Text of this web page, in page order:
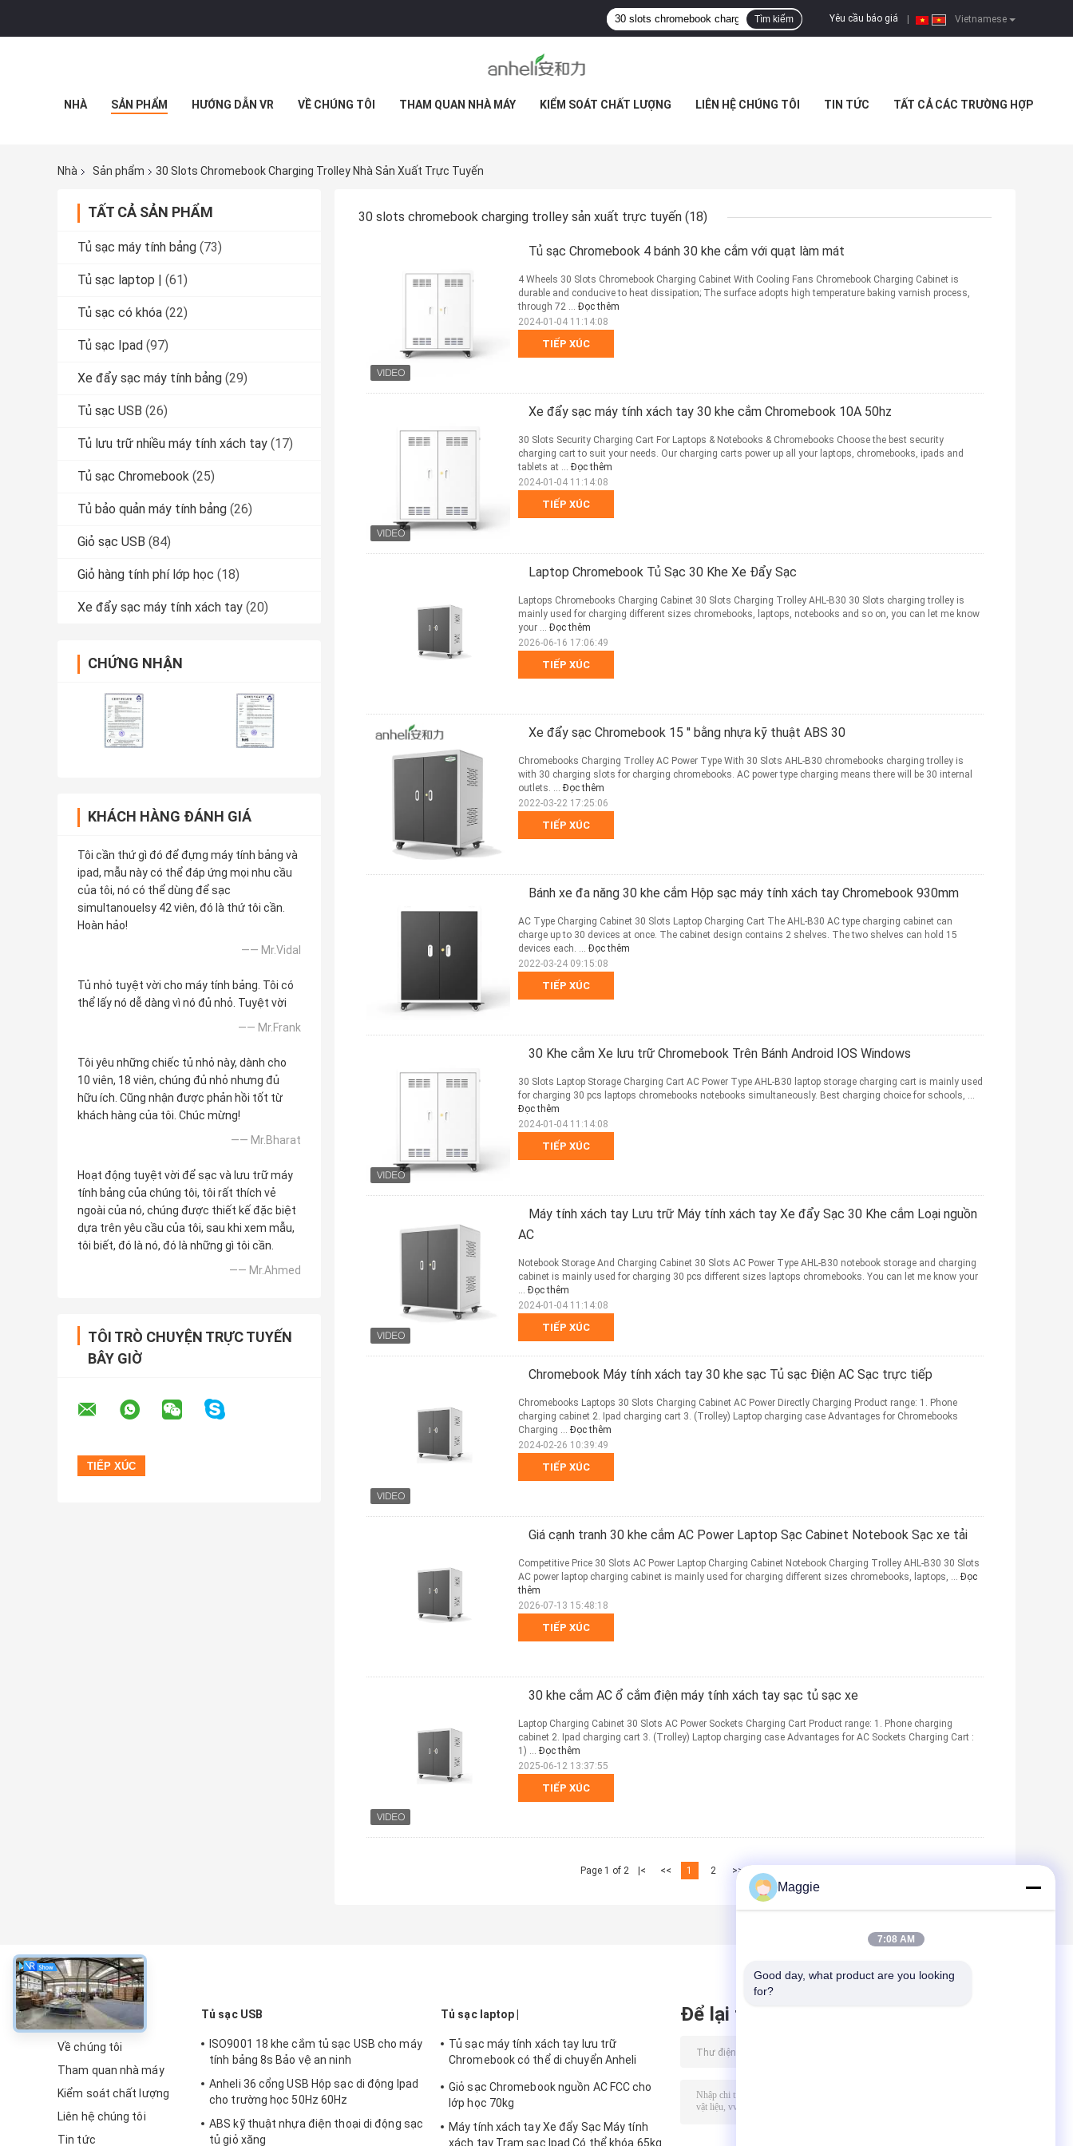
Vietnamese
Yêu cầu báo giá
Tìm kiếm
NHÀ SẢN PHẨM HƯỚNG DẪN VR VỀ CHÚNG TÔI THAM QUAN NHÀ MÁY KIỂM SOÁT CHẤT LƯỢNG LIÊN HỆ CHÚNG TÔI TIN TỨC TẤT CẢ CÁC TRƯỜNG HỢP
Nhà Sản phẩm 30 Slots Chromebook Charging Trolley Nhà Sản Xuất Trực Tuyến
TẤT CẢ SẢN PHẨM
Tủ sạc máy tính bảng (73)
Tủ sạc laptop | (61)
Tủ sạc có khóa (22)
Tủ sạc Ipad (97)
Xe đẩy sạc máy tính bảng (29)
Tủ sạc USB (26)
Tủ lưu trữ nhiều máy tính xách tay (17)
Tủ sạc Chromebook (25)
Tủ bảo quản máy tính bảng (26)
Giỏ sạc USB (84)
Giỏ hàng tính phí lớp học (18)
Xe đẩy sạc máy tính xách tay (20)
CHỨNG NHẬN
KHÁCH HÀNG ĐÁNH GIÁ
Tôi cần thứ gì đó để đựng máy tính bảng và
ipad, mẫu này có thể đáp ứng mọi nhu cầu
của tôi, nó có thể dùng để sạc
simultanouelsy 42 viên, đó là thứ tôi cần.
Hoàn hảo!
—— Mr.Vidal
Tủ nhỏ tuyệt vời cho máy tính bảng. Tôi có
thể lấy nó dễ dàng vì nó đủ nhỏ. Tuyệt vời
—— Mr.Frank
Tôi yêu những chiếc tủ nhỏ này, dành cho
10 viên, 18 viên, chúng đủ nhỏ nhưng đủ
hữu ích. Cũng nhận được phản hồi tốt từ
khách hàng của tôi. Chúc mừng!
—— Mr.Bharat
Hoạt động tuyệt vời để sạc và lưu trữ máy
tính bảng của chúng tôi, tôi rất thích vẻ
ngoài của nó, chúng được thiết kế đặc biệt
dựa trên yêu cầu của tôi, sau khi xem mẫu,
tôi biết, đó là nó, đó là những gì tôi cần.
—— Mr.Ahmed
TÔI TRÒ CHUYỆN TRỰC TUYẾN
BÂY GIỜ
30 slots chromebook charging trolley sản xuất trực tuyến (18)
Tủ sạc Chromebook 4 bánh 30 khe cắm với quạt làm mát
TIẾP XÚC
4 Wheels 30 Slots Chromebook Charging Cabinet With Cooling Fans Chromebook Charging Cabinet is
durable and conducive to heat dissipation; The surface adopts high temperature baking varnish process,
through 72 ... Đọc thêm
2024-01-04 11:14:08
Xe đẩy sạc máy tính xách tay 30 khe cắm Chromebook 10A 50hz
TIẾP XÚC
30 Slots Security Charging Cart For Laptops & Notebooks & Chromebooks Choose the best security
charging cart to suit your needs. Our charging carts power up all your laptops, chromebooks, ipads and
tablets at ... Đọc thêm
2024-01-04 11:14:08
Laptop Chromebook Tủ Sạc 30 Khe Xe Đẩy Sạc
TIẾP XÚC
Laptops Chromebooks Charging Cabinet 30 Slots Charging Trolley AHL-B30 30 Slots charging trolley is
mainly used for charging different sizes chromebooks, laptops, notebooks and so on, you can let me know
your ... Đọc thêm
2026-06-16 17:06:49
Xe đẩy sạc Chromebook 15 '' bằng nhựa kỹ thuật ABS 30
TIẾP XÚC
Chromebooks Charging Trolley AC Power Type With 30 Slots AHL-B30 chromebooks charging trolley is
with 30 charging slots for charging chromebooks. AC power type charging means there will be 30 internal
outlets. ... Đọc thêm
2022-03-22 17:25:06
Bánh xe đa năng 30 khe cắm Hộp sạc máy tính xách tay Chromebook 930mm
TIẾP XÚC
AC Type Charging Cabinet 30 Slots Laptop Charging Cart The AHL-B30 AC type charging cabinet can
charge up to 30 devices at once. The cabinet design contains 2 shelves. The two shelves can hold 15
devices each. ... Đọc thêm
2022-03-24 09:15:08
30 Khe cắm Xe lưu trữ Chromebook Trên Bánh Android IOS Windows
TIẾP XÚC
30 Slots Laptop Storage Charging Cart AC Power Type AHL-B30 laptop storage charging cart is mainly used
for charging 30 pcs laptops chromebooks notebooks simultaneously. Best charging choice for schools, ...
Đọc thêm
2024-01-04 11:14:08
Máy tính xách tay Lưu trữ Máy tính xách tay Xe đẩy Sạc 30 Khe cắm Loại nguồn
AC
TIẾP XÚC
Notebook Storage And Charging Cabinet 30 Slots AC Power Type AHL-B30 notebook storage and charging
cabinet is mainly used for charging 30 pcs different sizes laptops chromebooks. You can let me know your
... Đọc thêm
2024-01-04 11:14:08
Chromebook Máy tính xách tay 30 khe sạc Tủ sạc Điện AC Sạc trực tiếp
TIẾP XÚC
Chromebooks Laptops 30 Slots Charging Cabinet AC Power Directly Charging Product range: 1. Phone
charging cabinet 2. Ipad charging cart 3. (Trolley) Laptop charging case Advantages for Chromebooks
Charging ... Đọc thêm
2024-02-26 10:39:49
Giá cạnh tranh 30 khe cắm AC Power Laptop Sạc Cabinet Notebook Sạc xe tải
TIẾP XÚC
Competitive Price 30 Slots AC Power Laptop Charging Cabinet Notebook Charging Trolley AHL-B30 30 Slots
AC power laptop charging cabinet is mainly used for charging different sizes chromebooks, laptops, ... Đọc
thêm
2026-07-13 15:48:18
30 khe cắm AC ổ cắm điện máy tính xách tay sạc tủ sạc xe
TIẾP XÚC
Laptop Charging Cabinet 30 Slots AC Power Sockets Charging Cart Product range: 1. Phone charging
cabinet 2. Ipad charging cart 3. (Trolley) Laptop charging case Advantages for AC Sockets Charging Cart :
1) ... Đọc thêm
2025-06-12 13:37:55
Page 1 of 2 |< << 1 2 >> >|
về
Về chúng tôi
Tham quan nhà máy
Kiểm soát chất lượng
Liên hệ chúng tôi
Tin tức
Tủ sạc USB
ISO9001 18 khe cắm tủ sạc USB cho máy
tính bảng 8s Bảo vệ an ninh
Anheli 36 cổng USB Hộp sạc di động Ipad
cho trường học 50Hz 60Hz
ABS kỹ thuật nhựa điện thoại di động sạc
tủ giỏ xăng
Tủ sạc laptop |
Tủ sạc máy tính xách tay lưu trữ
Chromebook có thể di chuyển Anheli
Giỏ sạc Chromebook nguồn AC FCC cho
lớp học 70kg
Máy tính xách tay Xe đẩy Sạc Máy tính
xách tay Trạm sạc Ipad Có thể khóa 65kg
Để lại tin nhắn
Maggie
7:08 AM
Good day, what product are you looking
for?